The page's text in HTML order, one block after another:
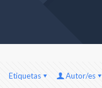
Etiquetas Autor/es